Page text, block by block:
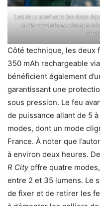
Les feux sont tous les deux
et de voyants de chaque
Côté technique, les deux
350 mAh rechargeable
bénéficient également
garantissant une
sous pression. Le feu
de puissance allant de 5
modes, dont un mode
France. À noter que
à environ deux heures.
R Cityoffre quatre
entre 2 et 35 lumens. Le
de fixer et de retirer les